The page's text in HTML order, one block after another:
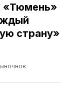
«Тюмень»
страну»